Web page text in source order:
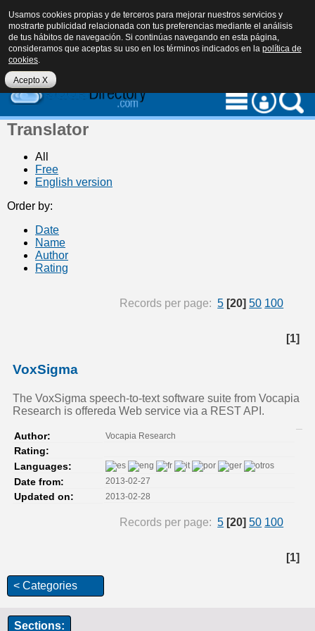
Translator
All
Free
English version
Order by:
Date
Name
Author
Rating
Records per page: 5 [20] 50 100
[1]
VoxSigma
The VoxSigma speech-to-text software suite from Vocapia
Research is offereda Web service via a REST API.
Author: Vocapia Research
Rating:
Languages:
Date from:
2013-02-27
Updated on: 2013-02-28
Records per page: 5 [20] 50 100
[1]
< Categories
Sections:
Usamos cookies propias y de terceros para mejorar nuestros servicios y
mostrarte publicidad relacionada con tus preferencias mediante el análisis
de tus hábitos de navegación. Si continúas navegando en esta página,
consideramos que aceptas su uso en los términos indicados en la política de
cookies.
Acepto X